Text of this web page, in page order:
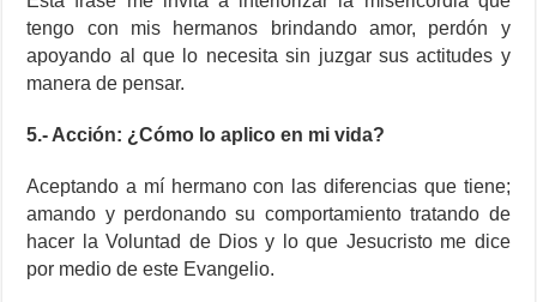
tengo con mis hermanos brindando amor, perdón y
apoyando al que lo necesita sin juzgar sus actitudes y
manera de pensar.
5.- Acción: ¿Cómo lo aplico en mi vida?
Aceptando a mí hermano con las diferencias que tiene;
amando y perdonando su comportamiento tratando de
hacer la Voluntad de Dios y lo que Jesucristo me dice
por medio de este Evangelio.